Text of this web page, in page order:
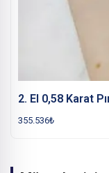
2. El 0,58 Karat
355.536₺